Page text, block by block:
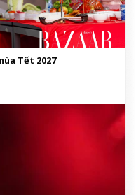
Tết 2027